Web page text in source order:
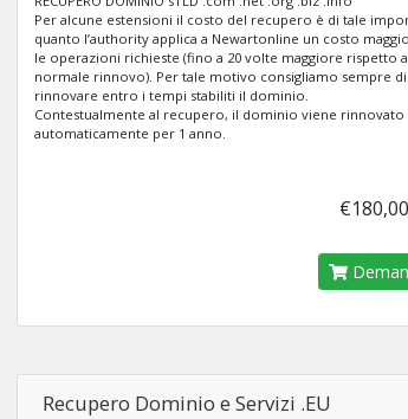
Per alcune estensioni il costo del recupero è di tale
quanto l’authority applica a Newartonline un costo
le operazioni richieste (fino a 20 volte maggiore rispetto
normale rinnovo). Per tale motivo consigliamo sempre di
rinnovare entro i tempi stabiliti il dominio.
Contestualmente al recupero, il dominio viene rinnovato
automaticamente per 1 anno.
Recupero Dominio e Servizi .EU